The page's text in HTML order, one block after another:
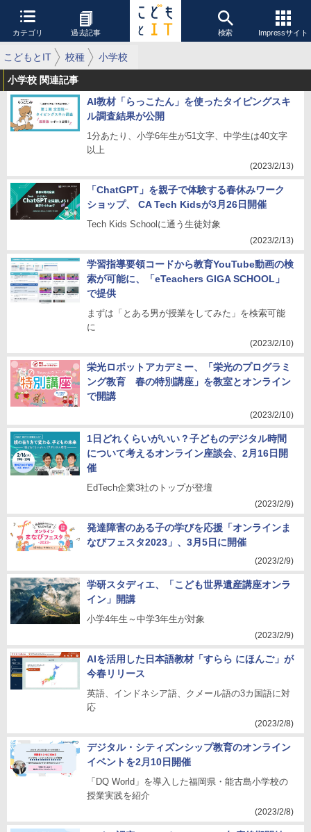
カテゴリ 過去記事 検索 Impressサイト
こどもとIT 校種 小学校
小学校 関連記事
AI教材「らっこたん」を使ったタイピングスキ
ル調査結果が公開
1分あたり、小学6年生が51文字、中学生は40文字
以上
(2023/2/13)
「ChatGPT」を親子で体験する春休みワーク
ショップ、 CA Tech Kidsが3月26日開催
Tech Kids Schoolに通う生徒対象
(2023/2/13)
学習指導要領コードから教育YouTube動画の検
索が可能に、「eTeachers GIGA SCHOOL」
で提供
まずは「とある男が授業をしてみた」を検索可能
に
(2023/2/10)
栄光ロボットアカデミー、「栄光のプログラミ
ング教育 春の特別講座」を教室とオンライン
で開講
(2023/2/10)
1日どれくらいがいい？子どものデジタル時間
について考えるオンライン座談会、2月16日開
催
EdTech企業3社のトップが登壇
(2023/2/9)
発達障害のある子の学びを応援「オンラインま
なびフェスタ2023」、3月5日に開催
(2023/2/9)
学研スタディエ、「こども世界遺産講座オンラ
イン」開講
小学4年生～中学3年生が対象
(2023/2/9)
AIを活用した日本語教材「すらら にほんご」が
今春リリース
英語、インドネシア語、クメール語の3カ国語に対
応
(2023/2/8)
デジタル・シティズンシップ教育のオンライン
イベントを2月10日開催
「DQ World」を導入した福岡県・能古島小学校の
授業実践を紹介
(2023/2/8)